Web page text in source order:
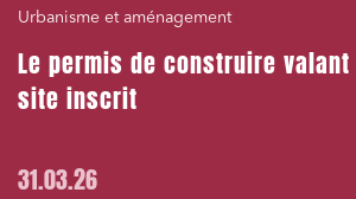
Urbanisme et aménagement
Le permis de construire
site inscrit
31.03.26